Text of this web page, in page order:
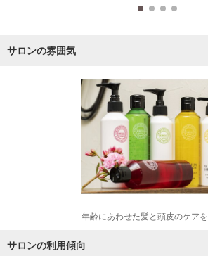
サロンの雰囲気
年齢にあわせた髪と頭皮のケアを
サロンの利用傾向